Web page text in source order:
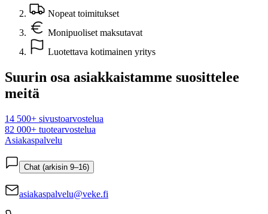
Nopeat toimitukset
Monipuoliset maksutavat
Luotettava kotimainen yritys
Suurin osa asiakkaistamme suosittelee
meitä
14 500+ sivustoarvostelua
82 000+ tuotearvostelua
Asiakaspalvelu
Chat (arkisin 9–16)
asiakaspalvelu@veke.fi